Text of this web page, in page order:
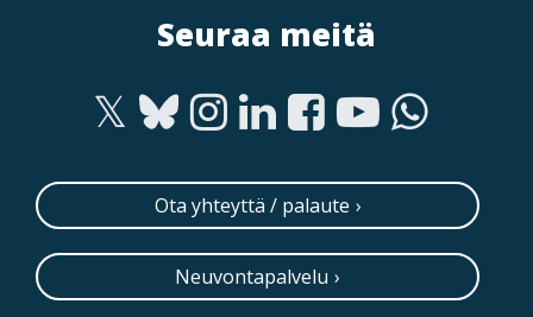
Seuraa meitä
Ota yhteyttä / palaute
Neuvontapalvelu